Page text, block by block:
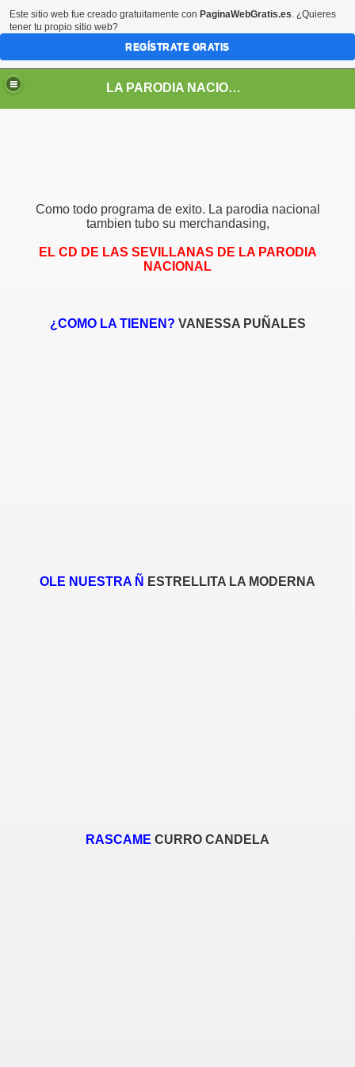
LA PARODIA NACIONAL
Como todo programa de exito. La parodia nacional
tambien tubo su merchandasing,
EL CD DE LAS SEVILLANAS DE LA PARODIA
NACIONAL
¿COMO LA TIENEN? VANESSA PUÑALES
OLE NUESTRA Ñ ESTRELLITA LA MODERNA
RASCAME CURRO CANDELA
PERSONAJES DE LA PARODIA
Este sitio web fue creado gratuitamente con PaginaWebGratis.es. ¿Quieres
tener tu propio sitio web?
REGÍSTRATE GRATIS